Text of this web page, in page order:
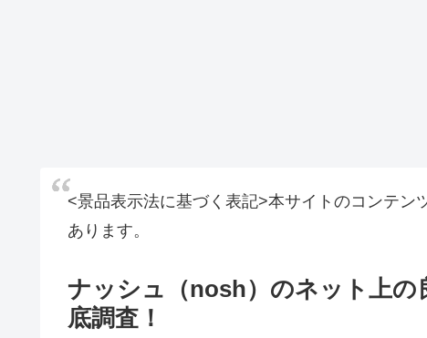
<景品表示法に基づく表記>本サイトのコンテ
あります。
ナッシュ（nosh）のネット上
底調査！